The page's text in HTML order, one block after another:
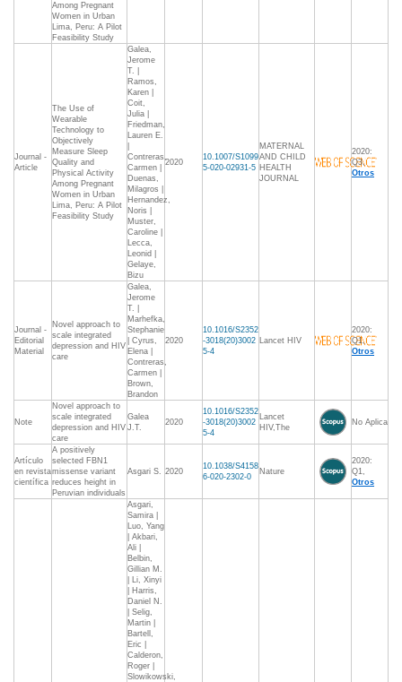
Among Pregnant
Women in Urban
Lima, Peru: A Pilot
Feasibility Study
Journal -
Article
The Use of
Wearable
Technology to
Objectively
Measure Sleep
Quality and
Physical Activity
Among Pregnant
Women in Urban
Lima, Peru: A Pilot
Feasibility Study
Galea,
Jerome
T. |
Ramos,
Karen |
Coit,
Julia |
Friedman,
Lauren E.
Contreras,
Carmen |
Duenas,
Milagros |
Hernandez,
Noris |
Muster,
Caroline |
Lecca,
Leonid |
Gelaye,
Bizu
2020
10.1007/S1099
5-020-02931-5
MATERNAL
AND CHILD
HEALTH
JOURNAL
2020:
Q3,
Otros
Journal -
Editorial
Material
Novel approach to
scale integrated
depression and HIV
care
Galea,
Jerome
T. |
Marhefka,
Stephanie
| Cyrus,
Elena |
Contreras,
Carmen |
Brown,
Brandon
2020
10.1016/S2352
-3018(20)3002
5-4
Lancet HIV
2020:
Q1,
Otros
Note
Novel approach to
scale integrated
depression and HIV
care
Galea
J.T.
2020
10.1016/S2352
-3018(20)3002
5-4
Lancet
HIV,The
No Aplica
Artículo
en revista
científica
A positively
selected FBN1
missense variant
reduces height in
Peruvian individuals
Asgari S. 2020
10.1038/S4158
6-020-2302-0
Nature
2020:
Q1,
Otros
Asgari,
Samira |
Luo, Yang
| Akbari,
Ali |
Belbin,
Gillian M.
| Li, Xinyi
| Harris,
Daniel N.
| Selig,
Martin |
Bartell,
Eric |
Calderon,
Roger |
Slowikowski,